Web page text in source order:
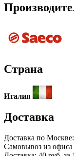
Страна
Италия
Доставка
Доставка по Москве:
Самовывоз из